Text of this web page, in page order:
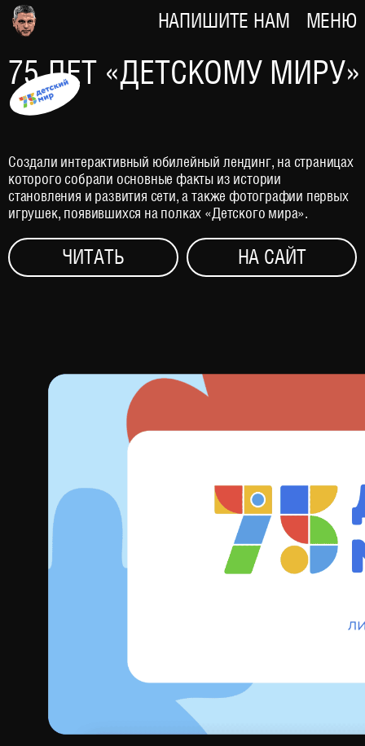
МЕНЮ
НАПИШИТЕ НАМ
75 ЛЕТ «ДЕТСКОМУ МИРУ»
Создали интерактивный юбилейный лендинг, на страницах
которого собрали основные факты из истории
становления и развития сети, а также фотографии первых
игрушек, появившихся на полках «Детского мира».
ЧИТАТЬ НА САЙТ